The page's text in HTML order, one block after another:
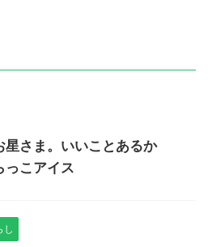
星さま。いいことあるか
っこアイス
し